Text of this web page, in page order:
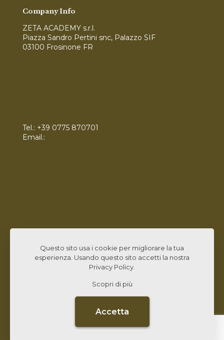
Company Info
ZETA ACADEMY s.r.l.
Piazza Sandro Pertini snc, Palazzo SIF
03100 Frosinone FR
Tel.: +39 0775 870701
Email.:
© 2026 Zeta Consulting s.r.l. All Rights Reserved |
CB&C Lab
DATI SOCIETARI
Questo sito usa i cookie per migliorare la tua
esperienza. Usando questo sito accetti la nostra
Privacy Policy
Scopri di più
Accetta